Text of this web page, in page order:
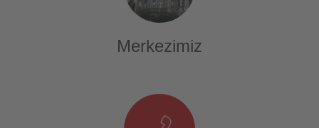
Merkezimiz